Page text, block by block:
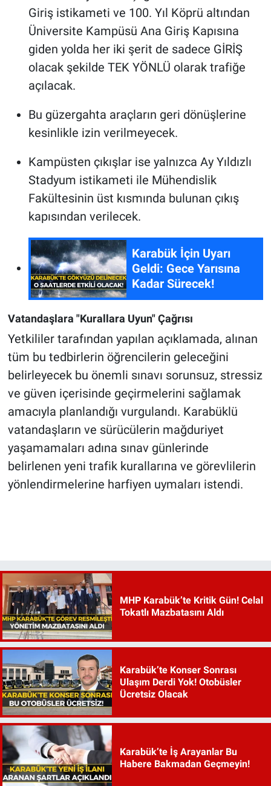
Giriş istikameti ve 100. Yıl Köprü altından
Üniversite Kampüsü Ana Giriş Kapısına
giden yolda her iki şerit de sadece GİRİŞ
olacak şekilde TEK YÖNLÜ olarak trafiğe
açılacak.
Bu güzergahta araçların geri dönüşlerine
kesinlikle izin verilmeyecek.
Kampüsten çıkışlar ise yalnızca Ay Yıldızlı
Stadyum istikameti ile Mühendislik
Fakültesinin üst kısmında bulunan çıkış
kapısından verilecek.
Karabük İçin Uyarı
Geldi: Gece Yarısına
Kadar Sürecek!
Vatandaşlara "Kurallara Uyun" Çağrısı
Yetkililer tarafından yapılan açıklamada, alınan
tüm bu tedbirlerin öğrencilerin geleceğini
belirleyecek bu önemli sınavı sorunsuz, stressiz
ve güven içerisinde geçirmelerini sağlamak
amacıyla planlandığı vurgulandı. Karabüklü
vatandaşların ve sürücülerin mağduriyet
yaşamamaları adına sınav günlerinde
belirlenen yeni trafik kurallarına ve görevlilerin
yönlendirmelerine harfiyen uymaları istendi.
MHP Karabük’te Kritik Gün! Celal
Tokatlı Mazbatasını Aldı
Karabük’te Konser Sonrası
Ulaşım Derdi Yok! Otobüsler
Ücretsiz Olacak
Karabük’te İş Arayanlar Bu
Habere Bakmadan Geçmeyin!